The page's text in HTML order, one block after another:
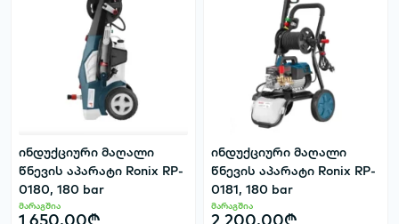
ინდუქციური მაღალი
წნევის აპარატი Ronix RP-
0180, 180 bar
მარაგშია
ინდუქციური მაღალი
წნევის აპარატი Ronix RP-
0181, 180 bar
მარაგშია